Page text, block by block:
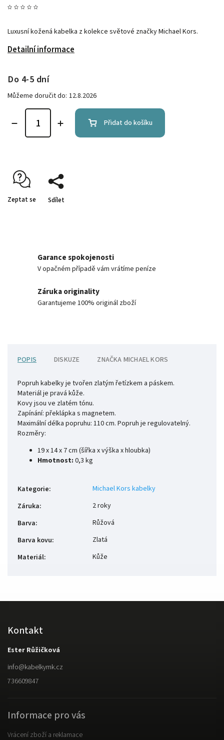
Luxusní kožená kabelka z kolekce světové značky Michael Kors.
Detailní informace
Do 4-5 dní
Můžeme doručit do: 12.8.2026
Přidat do košíku
Zeptat se Sdílet
Garance spokojenosti
V opačném případě vám vrátíme peníze
Záruka originality
Garantujeme 100% originál zboží
POPIS DISKUZE ZNAČKA MICHAEL KORS
Popruh kabelky je tvořen zlatým řetízkem a páskem.
Materiál je pravá kůže.
Kovy jsou ve zlatém tónu.
Zapínání: překlápka s magnetem.
Maximální délka popruhu: 110 cm. Popruh je regulovatelný.
Rozměry:
19 x 14 x 7 cm (šířka x výška x hloubka)
Hmotnost: 0,3 kg
Kategorie:
Michael Kors kabelky
Záruka:
2 roky
Barva:
Růžová
Barva kovu:
Zlatá
Materiál: Kůže
Kontakt
Ester Růžičková
info@kabelkymk.cz
736609847
Informace pro vás
Vrácení zboží a reklamace